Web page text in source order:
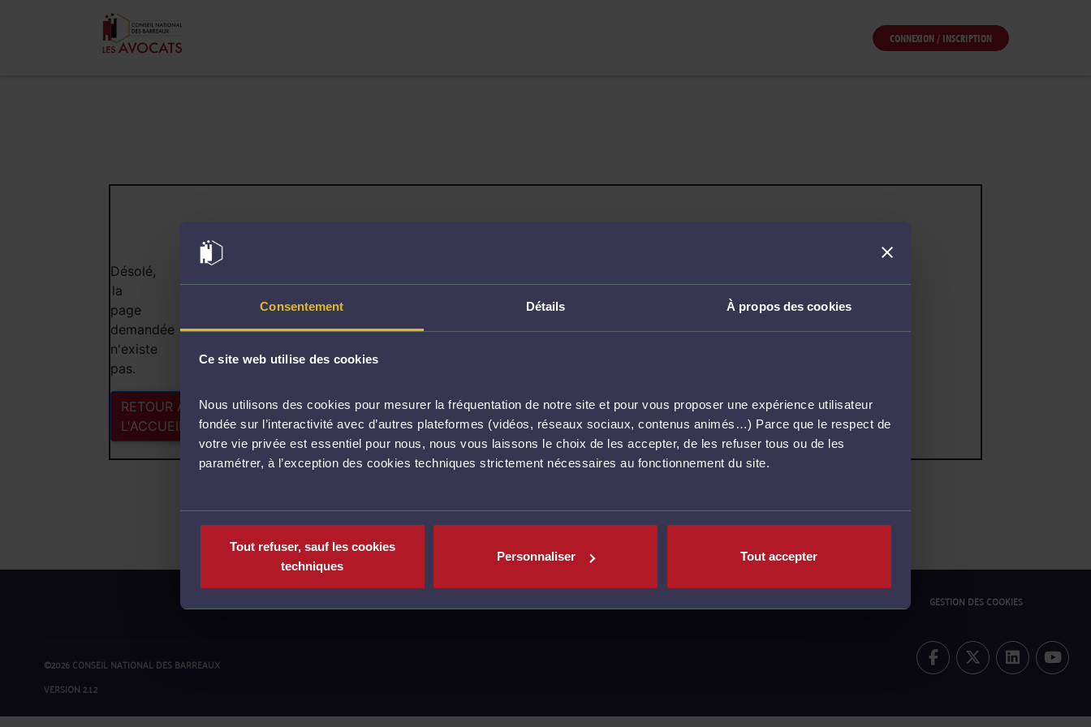
Consentement Détails À propos des cookies
Ce site web utilise des cookies
Nous utilisons des cookies pour mesurer la fréquentation de notre site et pour vous proposer une expérience utilisateur
fondée sur l’interactivité avec d’autres plateformes (vidéos, réseaux sociaux, contenus animés…) Parce que le respect de
votre vie privée est essentiel pour nous, nous vous laissons le choix de les accepter, de les refuser tous ou de les
paramétrer, à l’exception des cookies techniques strictement nécessaires au fonctionnement du site.
Tout refuser, sauf les cookies
techniques
Personnaliser Tout accepter
CONNEXION / INSCRIPTION
404
Désolé,
la
page
demandée
n'existe
pas.
RETOUR À
L'ACCUEIL
GESTION DES COOKIES
©2026 CONSEIL NATIONAL DES BARREAUX
VERSION 2.1.2